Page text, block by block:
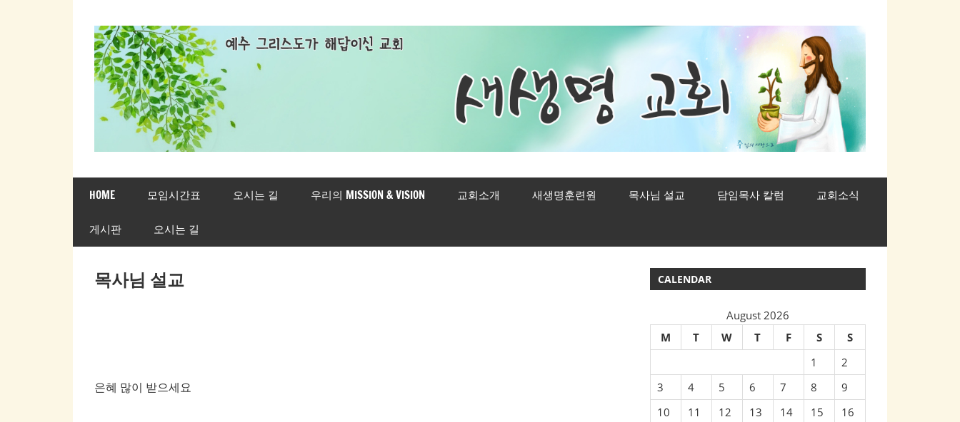
content
새
생
명
교
HOME 모임시간표 오시는 길 우리의 MISSION & VISION 교회소개 새생명훈련원 목사님 설교 담임목사 칼럼 교회소식
게시판 오시는 길
목사님 설교
은혜 많이 받으세요
CALENDAR
August 2026
M
T W T F S
S
1
2
3
4 5 6 7 8
9
10
11 12 13 14 15
16